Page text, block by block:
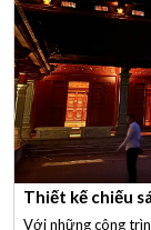
Thiết kế chiếu
Với những công